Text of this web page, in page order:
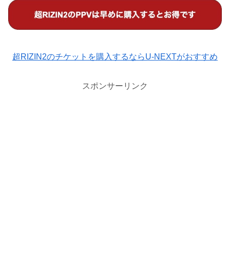
超RIZIN2のチケットを購入するならU-NEXTがおすすめ
スポンサーリンク